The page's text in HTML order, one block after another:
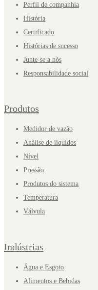
Perfil de companhia
História
Certificado
Histórias de sucesso
Junte-se a nós
Responsabilidade social
Produtos
Medidor de vazão
Análise de líquidos
Nível
Pressão
Produtos do sistema
Temperatura
Válvula
Indústrias
Água e Esgoto
Alimentos e Bebidas